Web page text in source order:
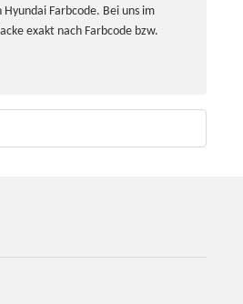
Hyundai Farbcode. Bei uns im
exakt nach Farbcode bzw.